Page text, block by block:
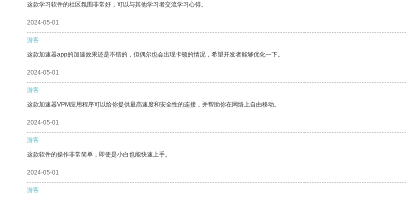
这款学习软件的社区氛围非常好，可以与其他学习者交流学习心得。
2024-05-01
游客
这款加速器app的加速效果还是不错的，但偶尔也会出现卡顿的情况，希望开发者能够优化一下。
2024-05-01
游客
这款加速器VPM应用程序可以给你提供最高速度和安全性的连接，并帮助你在网络上自由移动。
2024-05-01
游客
这款软件的操作非常简单，即使是小白也能快速上手。
2024-05-01
游客